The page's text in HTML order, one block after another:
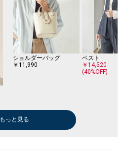
ショルダーバッグ
￥11,990
ベスト
￥14,520
(40%OFF)
その他パンツ
その他パンツ
もっと見る